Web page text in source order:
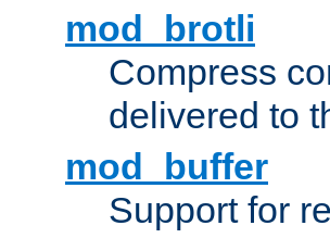
mod_brotli
Compress
delivered to
mod_buffer
Support for